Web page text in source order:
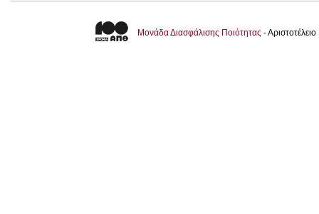
Μονάδα Διασφάλισης Ποιότητας -